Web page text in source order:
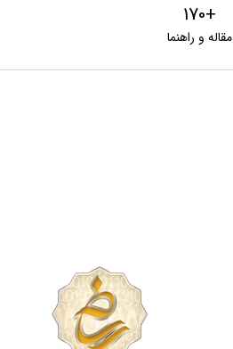
+170
مقاله و راهنما